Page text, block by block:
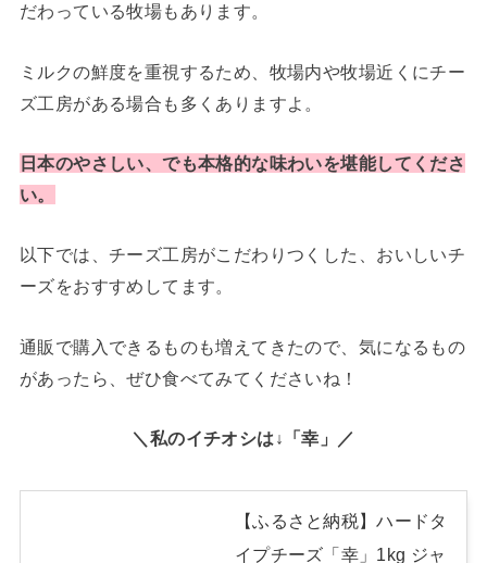
だわっている牧場もあります。
ミルクの鮮度を重視するため、牧場内や牧場近くにチー
ズ工房がある場合も多くありますよ。
日本のやさしい、でも本格的な味わいを堪能してくださ
い。
以下では、チーズ工房がこだわりつくした、おいしいチ
ーズをおすすめしてます。
通販で購入できるものも増えてきたので、気になるもの
があったら、ぜひ食べてみてくださいね！
＼私のイチオシは↓「幸」／
【ふるさと納税】ハードタ
イプチーズ「幸」1kg ジャ